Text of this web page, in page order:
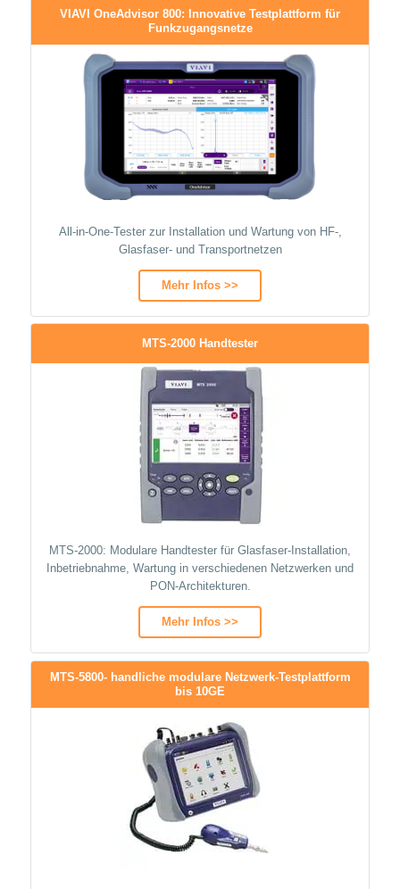
VIAVI OneAdvisor 800: Innovative Testplattform für
Funkzugangsnetze
All-in-One-Tester zur Installation und Wartung von HF-,
Glasfaser- und Transportnetzen
Mehr Infos >>
MTS-2000 Handtester
MTS-2000: Modulare Handtester für Glasfaser-Installation,
Inbetriebnahme, Wartung in verschiedenen Netzwerken und
PON-Architekturen.
Mehr Infos >>
MTS-5800- handliche modulare Netzwerk-Testplattform
bis 10GE